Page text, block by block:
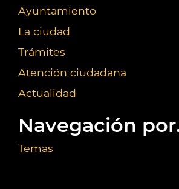
Ayuntamiento
La ciudad
Trámites
Atención ciudadana
Actualidad
Navegación
Temas